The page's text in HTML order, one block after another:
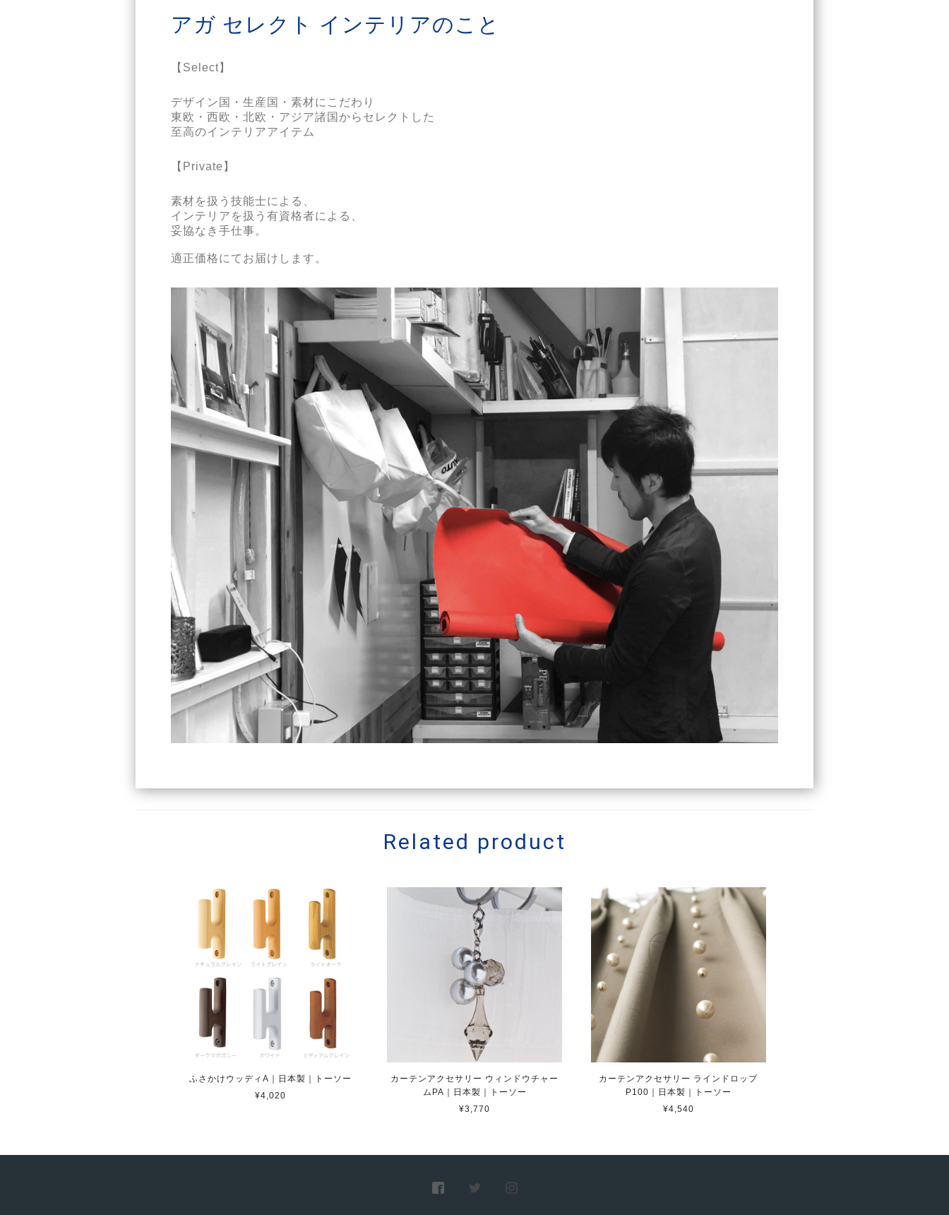
アガ セレクト インテリアのこと
【Select】
デザイン国・生産国・素材にこだわり
東欧・西欧・北欧・アジア諸国からセレクトした
【Private】
素材を扱う技能士による、
インテリアを扱う有資格者による、
妥協なき手仕事。
Related product
ふさかけウッディA｜日本製｜トーソー
¥4,020
カーテンアクセサリー ウィンドウチャー
ムPA｜日本製｜トーソー
¥3,770
カーテンアクセサリー ラインドロップ
P100｜日本製｜トーソー
¥4,540